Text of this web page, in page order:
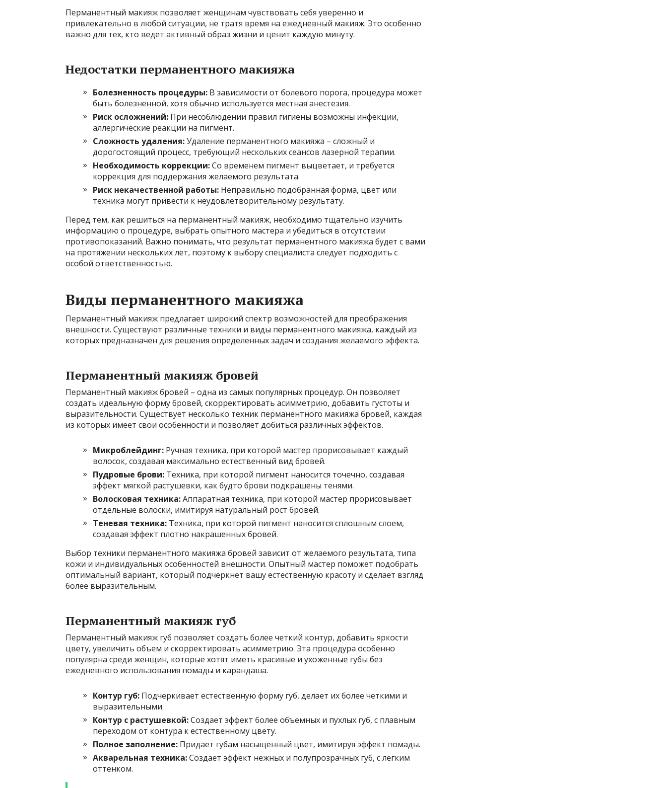
Перманентный макияж позволяет женщинам чувствовать себя уверенно и
привлекательно в любой ситуации, не тратя время на ежедневный макияж. Это особенно
важно для тех, кто ведет активный образ жизни и ценит каждую минуту.
Недостатки перманентного макияжа
Болезненность процедуры: В зависимости от болевого порога, процедура может
быть болезненной, хотя обычно используется местная анестезия.
Риск осложнений: При несоблюдении правил гигиены возможны инфекции,
аллергические реакции на пигмент.
Сложность удаления:Удаление перманентного макияжа – сложный и
дорогостоящий процесс, требующий нескольких сеансов лазерной терапии.
Необходимость коррекции:Со временем пигмент выцветает, и требуется
коррекция для поддержания желаемого результата.
Риск некачественной работы: Неправильно подобранная форма, цвет или
техника могут привести к неудовлетворительному результату.
Перед тем, как решиться на перманентный макияж, необходимо тщательно изучить
информацию о процедуре, выбрать опытного мастера и убедиться в отсутствии
противопоказаний. Важно понимать, что результат перманентного макияжа будет с вами
на протяжении нескольких лет, поэтому к выбору специалиста следует подходить с
особой ответственностью.
Виды перманентного макияжа
Перманентный макияж предлагает широкий спектр возможностей для преображения
внешности. Существуют различные техники и виды перманентного макияжа, каждый из
которых предназначен для решения определенных задач и создания желаемого эффекта.
Перманентный макияж бровей
Перманентный макияж бровей – одна из самых популярных процедур. Он позволяет
создать идеальную форму бровей, скорректировать асимметрию, добавить густоты и
выразительности. Существует несколько техник перманентного макияжа бровей, каждая
из которых имеет свои особенности и позволяет добиться различных эффектов.
Микроблейдинг: Ручная техника, при которой мастер прорисовывает каждый
волосок, создавая максимально естественный вид бровей.
Пудровые брови: Техника, при которой пигмент наносится точечно, создавая
эффект мягкой растушевки, как будто брови подкрашены тенями.
Волосковая техника:Аппаратная техника, при которой мастер прорисовывает
отдельные волоски, имитируя натуральный рост бровей.
Теневая техника: Техника, при которой пигмент наносится сплошным слоем,
создавая эффект плотно накрашенных бровей.
Выбор техники перманентного макияжа бровей зависит от желаемого результата, типа
кожи и индивидуальных особенностей внешности. Опытный мастер поможет подобрать
оптимальный вариант, который подчеркнет вашу естественную красоту и сделает взгляд
более выразительным.
Перманентный макияж губ
Перманентный макияж губ позволяет создать более четкий контур, добавить яркости
цвету, увеличить объем и скорректировать асимметрию. Эта процедура особенно
популярна среди женщин, которые хотят иметь красивые и ухоженные губы без
ежедневного использования помады и карандаша.
Контур губ: Подчеркивает естественную форму губ, делает их более четкими и
выразительными.
Контур с растушевкой:Создает эффект более объемных и пухлых губ, с плавным
переходом от контура к естественному цвету.
Полное заполнение: Придает губам насыщенный цвет, имитируя эффект помады.
Акварельная техника:Создает эффект нежных и полупрозрачных губ, с легким
оттенком.